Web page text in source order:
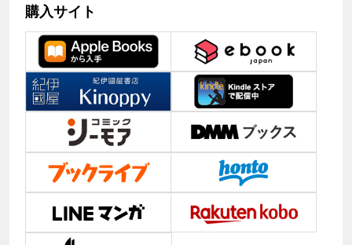
購入サイト